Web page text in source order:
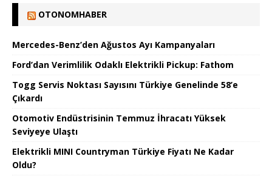
OTONOMHABER
Mercedes-Benz’den Ağustos Ayı Kampanyaları
Ford’dan Verimlilik Odaklı Elektrikli Pickup: Fathom
Togg Servis Noktası Sayısını Türkiye Genelinde 58’e
Çıkardı
Otomotiv Endüstrisinin Temmuz İhracatı Yüksek
Seviyeye Ulaştı
Elektrikli MINI Countryman Türkiye Fiyatı Ne Kadar
Oldu?